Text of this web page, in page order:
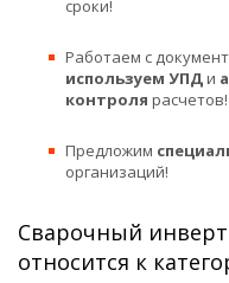
сроки!
Работаем с
используем УПДи
контроля расчетов!
Предложим
организаций!
Сварочный
относится к